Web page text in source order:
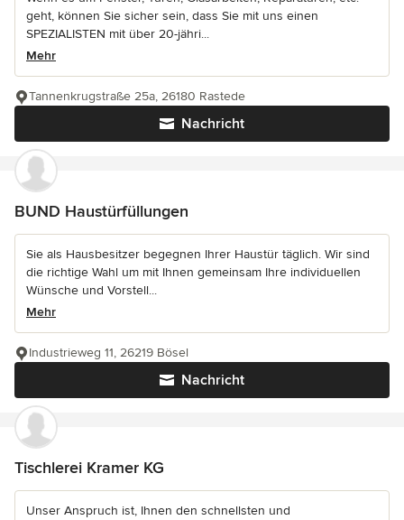
geht, können Sie sicher sein, dass Sie mit uns einen
SPEZIALISTEN mit über 20-jähri...
Mehr
Nachricht
Tannenkrugstraße 25a, 26180 Rastede
BUND Haustürfüllungen
Sie als Hausbesitzer begegnen Ihrer Haustür täglich. Wir sind
die richtige Wahl um mit Ihnen gemeinsam Ihre individuellen
Wünsche und Vorstell...
Mehr
Nachricht
Industrieweg 11, 26219 Bösel
Tischlerei Kramer KG
Unser Anspruch ist, Ihnen den schnellsten und